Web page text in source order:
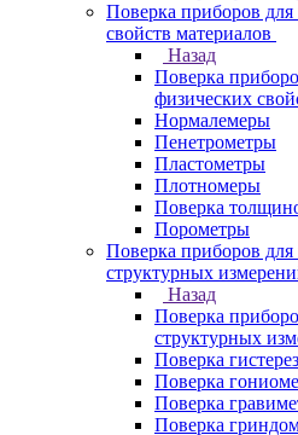
Поверка приборов
свойств материалов
Назад
Поверка
физических
Нормалемеры
Пенетрометры
Пластометры
Плотномеры
Поверка
Порометры
Поверка приборов
структурных
Назад
Поверка
структурных
Поверка
Поверка
Поверка
Поверка